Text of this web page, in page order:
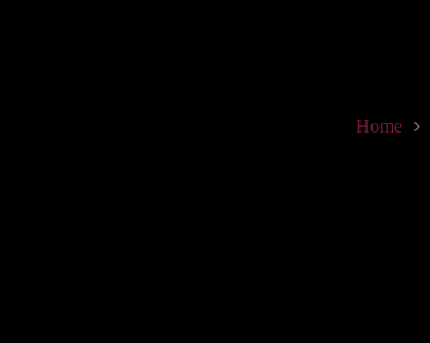
Home